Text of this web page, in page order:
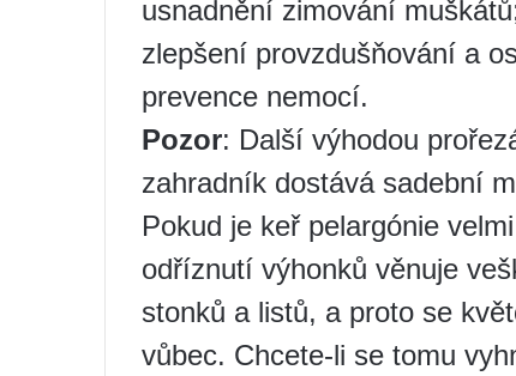
usnadnění zimování
zlepšení provzdušňování a
prevence nemocí.
Pozor: Další výhodou
zahradník dostává sadební
Pokud je keř pelargónie
odříznutí výhonků věnuje
stonků a listů, a proto se
vůbec. Chcete-li se tomu